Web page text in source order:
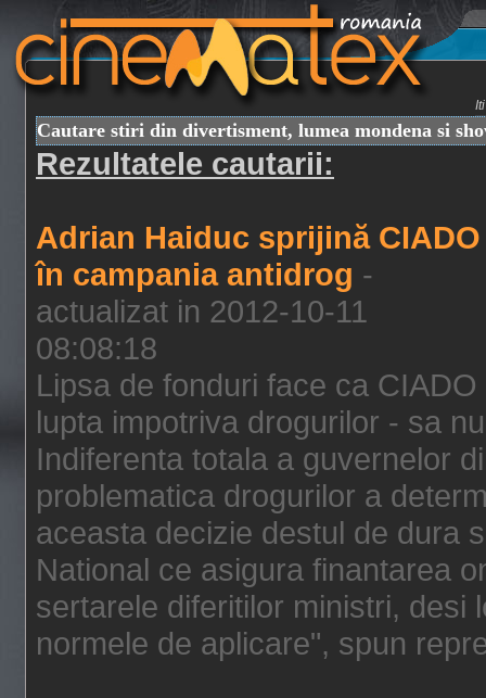
Cautare stiri din divertisment, lumea mondena si
Rezultatele cautarii:
Adrian Haiduc sprijină CIADO
în campania antidrog -
actualizat in 2012-10-11
08:08:18
Lipsa de fonduri face ca
lupta impotriva drogurilor - sa
Indiferenta totala a guvernelor
problematica drogurilor a
aceasta decizie destul de dura
National ce asigura finantarea
sertarele diferitilor ministri, desi
normele de aplicare", spun